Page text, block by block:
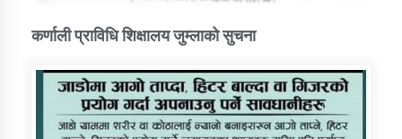
कर्णाली प्राविधि शिक्षालय जुम्लाको सुचना